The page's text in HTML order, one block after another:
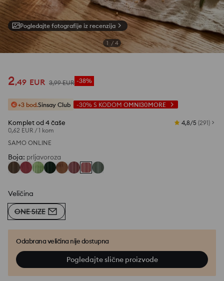
Pogledajte fotografije iz recenzija
1 / 4
2,49 EUR 3,99 EUR -38%
+3 bod.Sinsay Club -30% S KODOM OMNI30MORE
Komplet od 4 čaše
0,62 EUR /1 kom
4,8/5 (291)
SAMO ONLINE
Boja: prljavoroza
Veličina
ONE SIZE
Odabrana veličina nije dostupna
Pogledajte slične proizvode